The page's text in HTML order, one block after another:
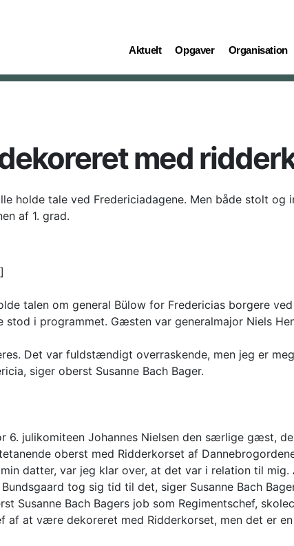
Aktuelt
(current) Opgaver
(current) Organisation
(current)
med
holde tale ved Fredericiadagene. Men både stolt og
af 1. grad.
talen om general Bülow for Fredericias borgere
i programmet. Gæsten var generalmajor Niels
Det var fuldstændigt overraskende, men jeg er
siger oberst Susanne Bach Bager.
6. julikomiteen Johannes Nielsen den særlige gæst,
oberst med Ridderkorset af
datter, var jeg klar over, at det var i relation til
tog sig tid til det, siger Susanne Bach
Susanne Bach Bagers job som Regimentschef,
at være dekoreret med Ridderkorset, men det er